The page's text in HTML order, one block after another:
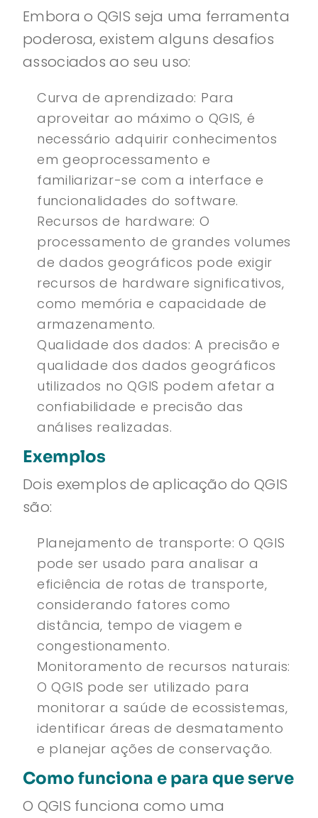
Embora o QGIS seja uma ferramenta
poderosa, existem alguns desafios
associados ao seu uso:
Curva de aprendizado: Para
aproveitar ao máximo o QGIS, é
necessário adquirir conhecimentos
em geoprocessamento e
familiarizar-se com a interface e
funcionalidades do software.
Recursos de hardware: O
processamento de grandes volumes
de dados geográficos pode exigir
recursos de hardware significativos,
como memória e capacidade de
armazenamento.
Qualidade dos dados: A precisão e
qualidade dos dados geográficos
utilizados no QGIS podem afetar a
confiabilidade e precisão das
análises realizadas.
Exemplos
Dois exemplos de aplicação do QGIS
são:
Planejamento de transporte: O QGIS
pode ser usado para analisar a
eficiência de rotas de transporte,
considerando fatores como
distância, tempo de viagem e
congestionamento.
Monitoramento de recursos naturais:
O QGIS pode ser utilizado para
monitorar a saúde de ecossistemas,
identificar áreas de desmatamento
e planejar ações de conservação.
Como funciona e para que serve
O QGIS funciona como uma